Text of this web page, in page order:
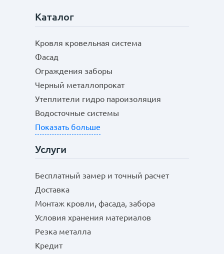
Каталог
Кровля кровельная система
Фасад
Ограждения заборы
Черный металлопрокат
Утеплители гидро пароизоляция
Водосточные системы
Показать больше
Услуги
Бесплатный замер и точный расчет
Доставка
Монтаж кровли, фасада, забора
Условия хранения материалов
Резка металла
Кредит